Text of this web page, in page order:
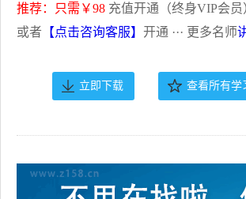
推荐：只需￥98 充值开通（终身VIP会员
或者 【点击咨询客服】 开通 ··· 更多名师
立即下载 查看所有学